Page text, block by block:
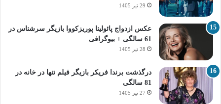
29 تیر 1405
عکس ازدواج پائولینا پوریزکووا بازیگر سرشناس در
61 سالگی + بیوگرافی
28 تیر 1405
درگذشت برندا فریکر بازیگر فیلم تنها در خانه در
81 سالگی
27 تیر 1405